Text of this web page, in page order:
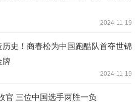
2024-11-19
历史！商春松为中国跑酷队首夺世锦
牌
2024-11-19
官 三位中国选手两胜一负